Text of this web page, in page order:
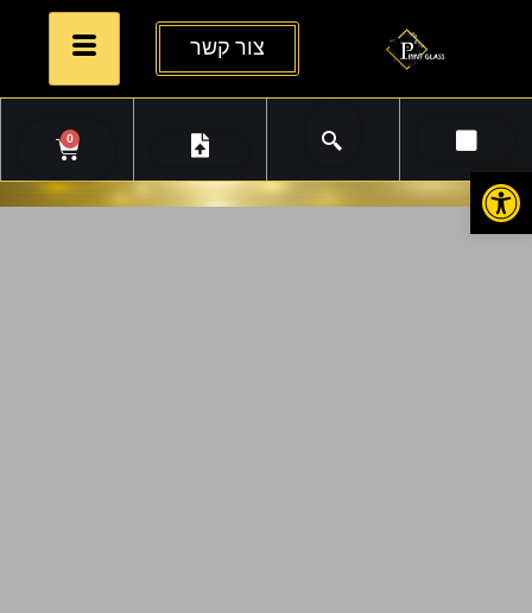
פתח סרגל נגישות
צור קשר
0